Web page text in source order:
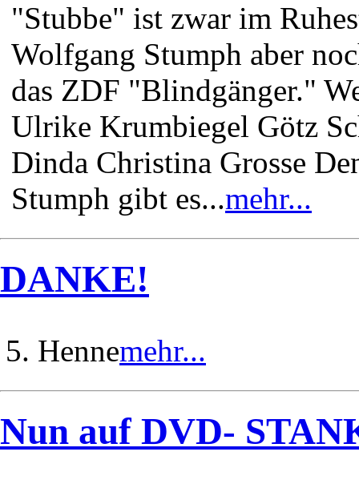
"Stubbe" ist zwar im
Wolfgang Stumph aber
das ZDF "Blindgänger."
Ulrike Krumbiegel Götz
Dinda Christina Grosse
Stumph gibt es...mehr...
DANKE!
5. Hennemehr...
Nun auf DVD-